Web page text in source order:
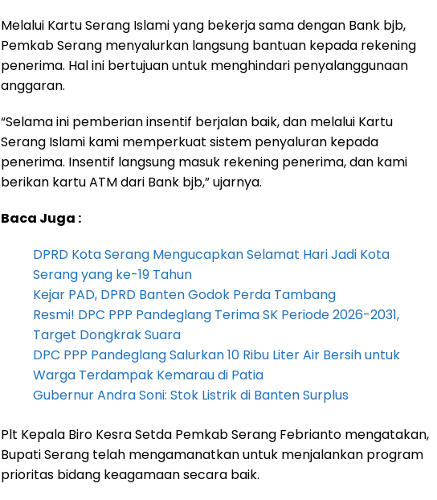
Melalui Kartu Serang Islami yang bekerja sama dengan Bank bjb,
Pemkab Serang menyalurkan langsung bantuan kepada rekening
penerima. Hal ini bertujuan untuk menghindari penyalanggunaan
anggaran.
“Selama ini pemberian insentif berjalan baik, dan melalui Kartu
Serang Islami kami memperkuat sistem penyaluran kepada
penerima. Insentif langsung masuk rekening penerima, dan kami
berikan kartu ATM dari Bank bjb,” ujarnya.
Baca Juga :
DPRD Kota Serang Mengucapkan Selamat Hari Jadi Kota
Serang yang ke-19 Tahun
Kejar PAD, DPRD Banten Godok Perda Tambang
Resmi! DPC PPP Pandeglang Terima SK Periode 2026-2031,
Target Dongkrak Suara
DPC PPP Pandeglang Salurkan 10 Ribu Liter Air Bersih untuk
Warga Terdampak Kemarau di Patia
Gubernur Andra Soni: Stok Listrik di Banten Surplus
Plt Kepala Biro Kesra Setda Pemkab Serang Febrianto mengatakan,
Bupati Serang telah mengamanatkan untuk menjalankan program
prioritas bidang keagamaan secara baik.